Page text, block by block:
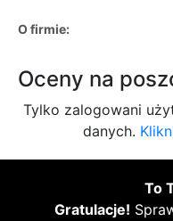
O firmie:
Oceny na
Tylko zalogowani
danych.
To
Gratulacje!